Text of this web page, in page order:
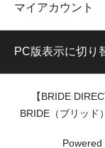
マイアカウント
PC版表示に切り
【BRIDE
BRIDE（ブリッド
Powered